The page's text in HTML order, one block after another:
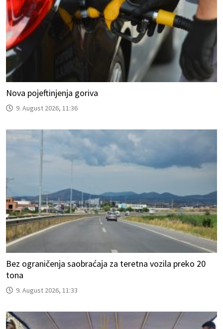
Nova pojeftinjenja goriva
9. August 2026, 11:36
Bez ograničenja saobraćaja za teretna vozila preko 20
tona
9. August 2026, 11:33